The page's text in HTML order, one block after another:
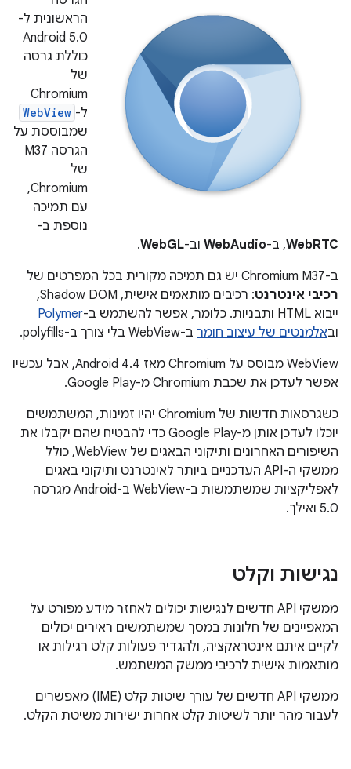
הראשונית ל-
Android 5.0
כוללת גרסה
של
Chromium
ל- WebView
שמבוססת על
הגרסה M37
של
Chromium,
עם תמיכה
נוספת ב-
WebRTC, ב-WebAudio וב-WebGL
.
ב-Chromium M37 יש גם תמיכה מקורית בכל המפרטים של
רכיבי אינטרנט
: רכיבים מותאמים אישית, Shadow DOM,
ייבוא HTML ותבניות. כלומר, אפשר להשתמש ב-
Polymer
ובאלמנטים של עיצוב חומר ב-WebView בלי צורך ב-polyfills.
WebView מבוסס על Chromium מאז Android 4.4, אבל עכשיו
אפשר לעדכן את שכבת Chromium מ-Google Play.
כשגרסאות חדשות של Chromium יהיו זמינות, המשתמשים
יוכלו לעדכן אותן מ-Google Play כדי להבטיח שהם יקבלו את
השיפורים האחרונים ותיקוני הבאגים של WebView, כולל
ממשקי ה-API העדכניים ביותר לאינטרנט ותיקוני באגים
לאפליקציות שמשתמשות ב-WebView ב-Android מגרסה
5.0 ואילך.
נגישות וקלט
ממשקי API חדשים לנגישות יכולים לאחזר מידע מפורט על
המאפיינים של חלונות במסך שמשתמשים ראירים יכולים
לקיים איתם אינטראקציה, ולהגדיר פעולות קלט רגילות או
מותאמות אישית לרכיבי ממשק המשתמש.
ממשקי API חדשים של עורך שיטות קלט (IME) מאפשרים
לעבור מהר יותר לשיטות קלט אחרות ישירות משיטת הקלט.